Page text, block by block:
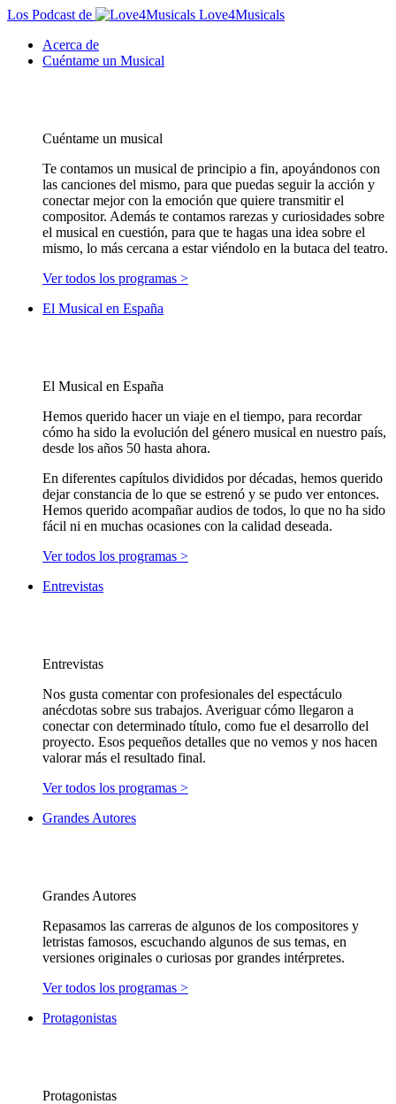
Los Podcast de
Love4Musicals
Acerca de
Cuéntame un Musical
Cuéntame un musical
Te contamos un musical de principio a fin, apoyándonos con
las canciones del mismo, para que puedas seguir la acción y
conectar mejor con la emoción que quiere transmitir el
compositor. Además te contamos rarezas y curiosidades sobre
el musical en cuestión, para que te hagas una idea sobre el
mismo, lo más cercana a estar viéndolo en la butaca del teatro.
Ver todos los programas >
El Musical en España
El Musical en España
Hemos querido hacer un viaje en el tiempo, para recordar
cómo ha sido la evolución del género musical en nuestro país,
desde los años 50 hasta ahora.
En diferentes capítulos divididos por décadas, hemos querido
dejar constancia de lo que se estrenó y se pudo ver entonces.
Hemos querido acompañar audios de todos, lo que no ha sido
fácil ni en muchas ocasiones con la calidad deseada.
Ver todos los programas >
Entrevistas
Entrevistas
Nos gusta comentar con profesionales del espectáculo
anécdotas sobre sus trabajos. Averiguar cómo llegaron a
conectar con determinado título, como fue el desarrollo del
proyecto. Esos pequeños detalles que no vemos y nos hacen
valorar más el resultado final.
Ver todos los programas >
Grandes Autores
Grandes Autores
Repasamos las carreras de algunos de los compositores y
letristas famosos, escuchando algunos de sus temas, en
versiones originales o curiosas por grandes intérpretes.
Ver todos los programas >
Protagonistas
Protagonistas